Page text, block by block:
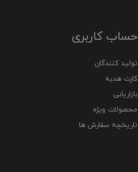
حساب کاربری
تولید کنندگان
کارت هدیه
بازاریابی
محصولات ویژه
تاریخچه سفارش ها